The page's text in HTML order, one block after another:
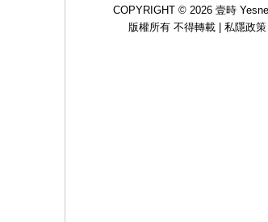
COPYRIGHT © 2026 壹時
版權所有 不得轉載 | 私隱政策